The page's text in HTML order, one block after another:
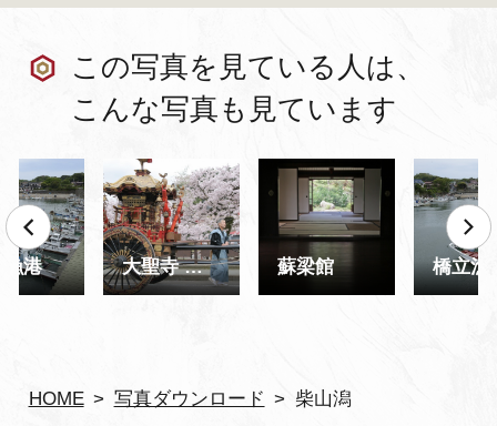
HOME 写真ダウンロード 柴山潟
この写真を見ている人は、
こんな写真も見ています
漁港 大聖寺 桜祭り 蘇梁館 橋立漁